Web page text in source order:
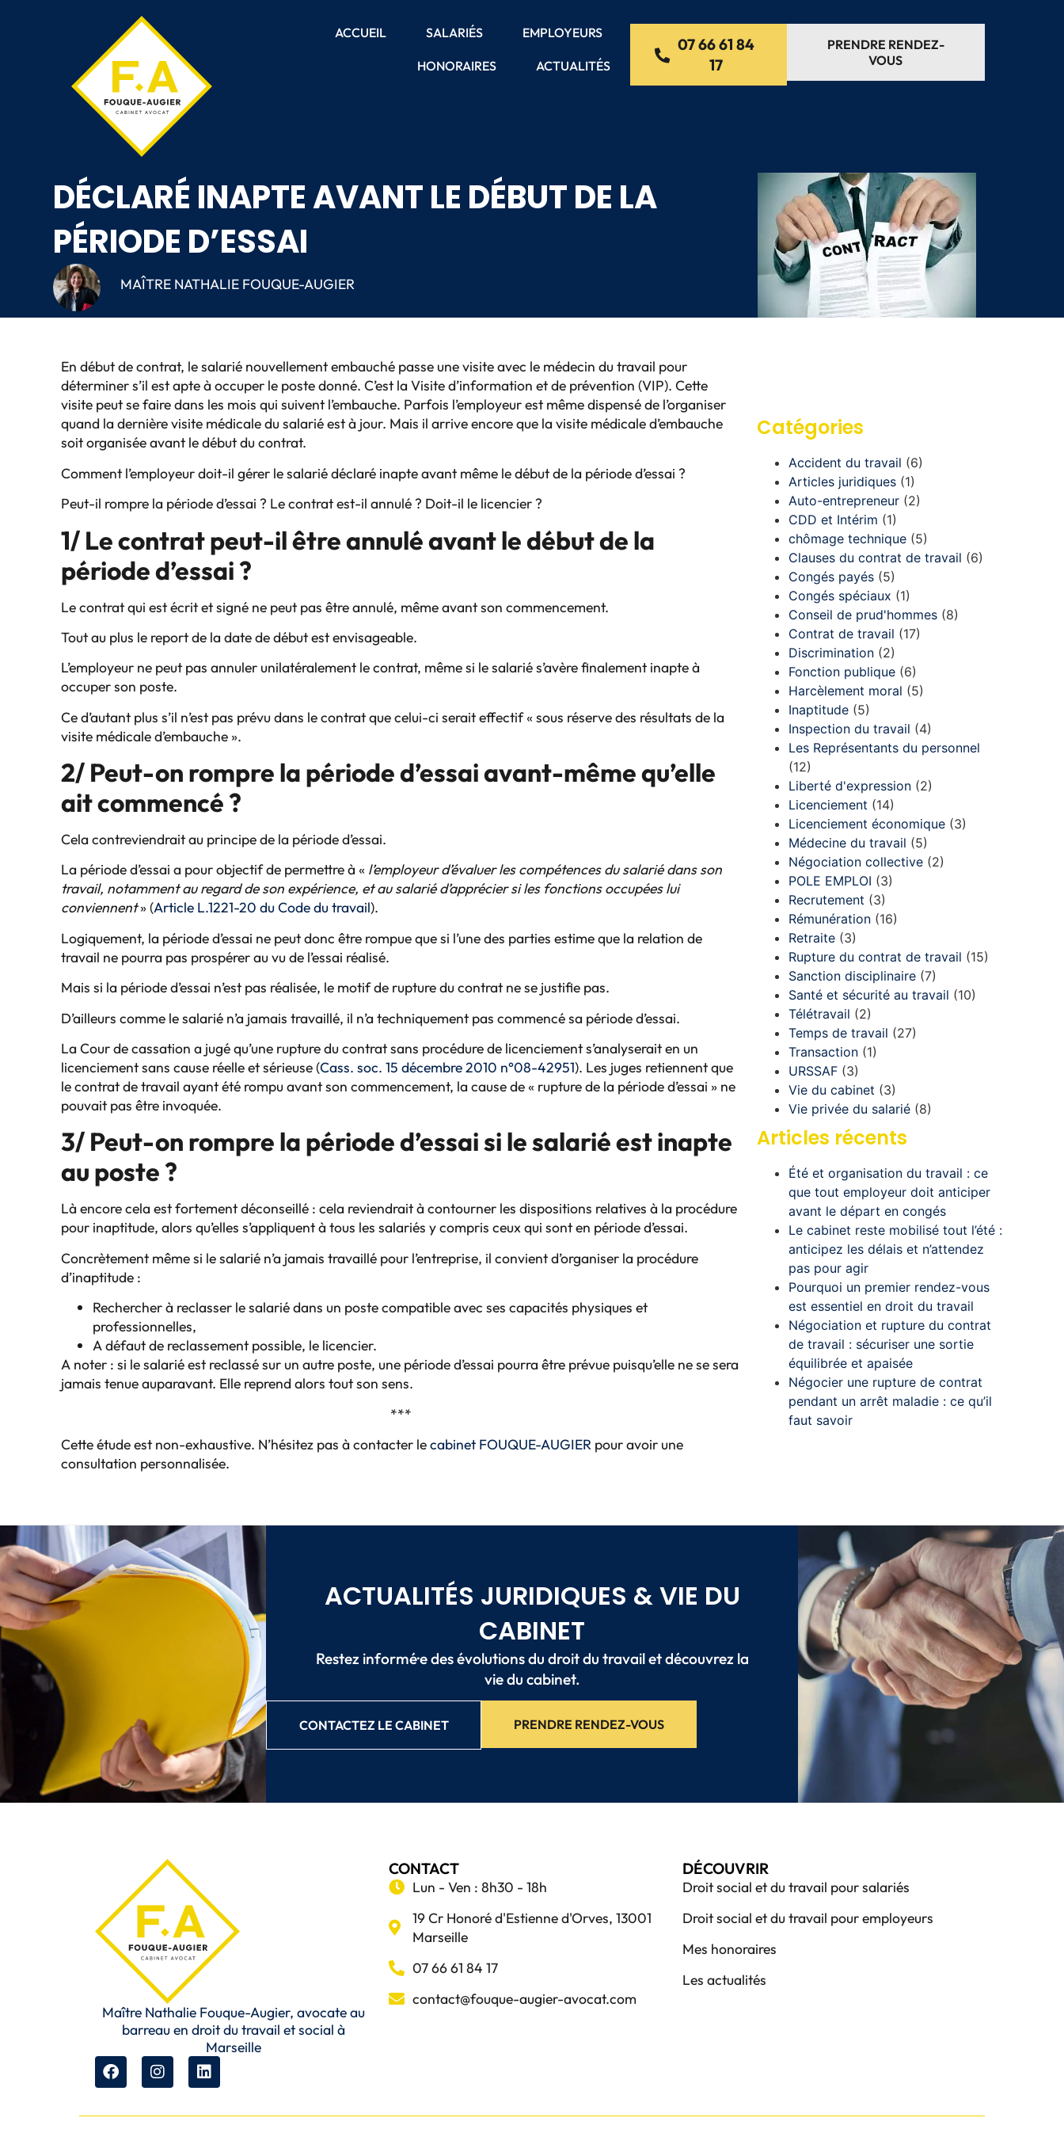
ACCUEIL SALARIÉS EMPLOYEURS
HONORAIRES ACTUALITÉS
07 66 61 84
17
PRENDRE RENDEZ-
VOUS
DÉCLARÉ INAPTE AVANT LE DÉBUT DE LA
PÉRIODE D’ESSAI
MAÎTRE NATHALIE FOUQUE-AUGIER
En début de contrat, le salarié nouvellement embauché passe une visite avec le médecin du travail pour
déterminer s’il est apte à occuper le poste donné. C’est la Visite d’information et de prévention (VIP). Cette
visite peut se faire dans les mois qui suivent l’embauche. Parfois l’employeur est même dispensé de l’organiser
quand la dernière visite médicale du salarié est à jour. Mais il arrive encore que la visite médicale d’embauche
soit organisée avant le début du contrat.
Comment l’employeur doit-il gérer le salarié déclaré inapte avant même le début de la période d’essai ?
Peut-il rompre la période d’essai ? Le contrat est-il annulé ? Doit-il le licencier ?
1/ Le contrat peut-il être annulé avant le début de la
période d’essai ?
Le contrat qui est écrit et signé ne peut pas être annulé, même avant son commencement.
Tout au plus le report de la date de début est envisageable.
L’employeur ne peut pas annuler unilatéralement le contrat, même si le salarié s’avère finalement inapte à
occuper son poste.
Ce d’autant plus s’il n’est pas prévu dans le contrat que celui-ci serait effectif « sous réserve des résultats de la
visite médicale d’embauche ».
2/ Peut-on rompre la période d’essai avant-même qu’elle
ait commencé ?
Cela contreviendrait au principe de la période d’essai.
La période d’essai a pour objectif de permettre à « l’employeur d’évaluer les compétences du salarié dans son
travail, notamment au regard de son expérience, et au salarié d’apprécier si les fonctions occupées lui
conviennent» (Article L.1221-20 du Code du travail).
Logiquement, la période d’essai ne peut donc être rompue que si l’une des parties estime que la relation de
travail ne pourra pas prospérer au vu de l’essai réalisé.
Mais si la période d’essai n’est pas réalisée, le motif de rupture du contrat ne se justifie pas.
D’ailleurs comme le salarié n’a jamais travaillé, il n’a techniquement pas commencé sa période d’essai.
La Cour de cassation a jugé qu’une rupture du contrat sans procédure de licenciement s’analyserait en un
licenciement sans cause réelle et sérieuse (Cass. soc. 15 décembre 2010 n°08-42951). Les juges retiennent que
le contrat de travail ayant été rompu avant son commencement, la cause de « rupture de la période d’essai » ne
pouvait pas être invoquée.
3/ Peut-on rompre la période d’essaisi le salarié est inapte
au poste ?
Là encore cela est fortement déconseillé : cela reviendrait à contourner les dispositions relatives à la procédure
pour inaptitude, alors qu’elles s’appliquent à tous les salariés y compris ceux qui sont en période d’essai.
Concrètement même si le salarié n’a jamais travaillé pour l’entreprise, il convient d’organiser la procédure
d’inaptitude :
Rechercher à reclasser le salarié dans un poste compatible avec ses capacités physiques et
professionnelles,
A défaut de reclassement possible, le licencier.
A noter : si le salarié est reclassé sur un autre poste, une période d’essai pourra être prévue puisqu’elle ne se sera
jamais tenue auparavant. Elle reprend alors tout son sens.
***
Cette étude est non-exhaustive. N’hésitez pas à contacter lecabinet FOUQUE-AUGIER pour avoir une
consultation personnalisée.
Catégories
Accident du travail (6)
Articles juridiques (1)
Auto-entrepreneur (2)
CDD et Intérim (1)
chômage technique (5)
Clauses du contrat de travail (6)
Congés payés (5)
Congés spéciaux (1)
Conseil de prud'hommes (8)
Contrat de travail (17)
Discrimination (2)
Fonction publique (6)
Harcèlement moral (5)
Inaptitude (5)
Inspection du travail (4)
Les Représentants du personnel
(12)
Liberté d'expression (2)
Licenciement (14)
Licenciement économique (3)
Médecine du travail (5)
Négociation collective (2)
POLE EMPLOI (3)
Recrutement (3)
Rémunération (16)
Retraite (3)
Rupture du contrat de travail (15)
Sanction disciplinaire (7)
Santé et sécurité au travail (10)
Télétravail (2)
Temps de travail (27)
Transaction (1)
URSSAF (3)
Vie du cabinet (3)
Vie privée du salarié (8)
Articles récents
Été et organisation du travail : ce
que tout employeur doit anticiper
avant le départ en congés
Le cabinet reste mobilisé tout l’été :
anticipez les délais et n’attendez
pas pour agir
Pourquoi un premier rendez-vous
est essentiel en droit du travail
Négociation et rupture du contrat
de travail : sécuriser une sortie
équilibrée et apaisée
Négocier une rupture de contrat
pendant un arrêt maladie : ce qu’il
faut savoir
ACTUALITÉS JURIDIQUES & VIE DU
CABINET
Restez informé·e des évolutions du droit du travail et découvrez la
vie du cabinet.
CONTACTEZ LE CABINET PRENDRE RENDEZ-VOUS
Maître Nathalie Fouque-Augier, avocate au
barreau en droit du travail et social à
Marseille
CONTACT
Lun - Ven : 8h30 - 18h
19 Cr Honoré d'Estienne d'Orves, 13001
Marseille
07 66 61 84 17
contact@fouque-augier-avocat.com
DÉCOUVRIR
Droit social et du travail pour salariés
Droit social et du travail pour employeurs
Mes honoraires
Les actualités